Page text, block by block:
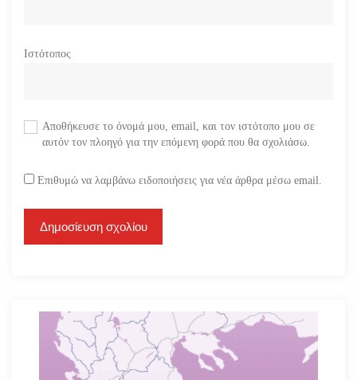
Ιστότοπος
Αποθήκευσε το όνομά μου, email, και τον ιστότοπο μου σε
αυτόν τον πλοηγό για την επόμενη φορά που θα σχολιάσω.
Επιθυμώ να λαμβάνω ειδοποιήσεις για νέα άρθρα μέσω email.